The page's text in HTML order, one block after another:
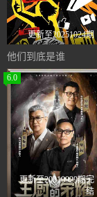
更新至20251024期
他们到底是谁
6.0
更新至20210929期完
结